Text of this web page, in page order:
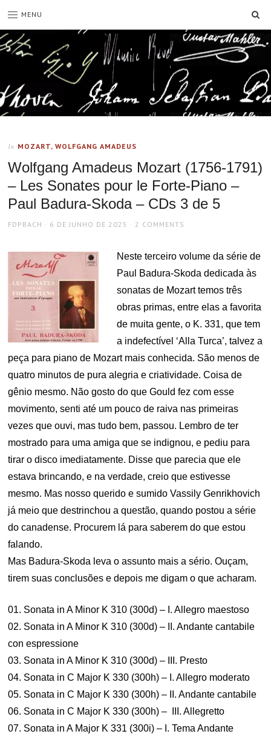
MENU
In MOZART, WOLFGANG AMADEUS
Wolfgang Amadeus Mozart (1756-1791)
– Les Sonates pour le Forte-Piano –
Paul Badura-Skoda – CDs 3 de 5
AUTHOR
FDPBACH
POSTED
6 DE JUNHO DE 2025 2 COMMENTS
Neste terceiro volume da série de
Paul Badura-Skoda dedicada às
sonatas de Mozart temos três
obras primas, entre elas a favorita
de muita gente, o K. 331, que tem
a indefectível ‘Alla Turca’, talvez a
peça para piano de Mozart mais conhecida. São menos de
quatro minutos de pura alegria e criatividade. Coisa de
gênio mesmo. Não gosto do que Gould fez com esse
movimento, senti até um pouco de raiva nas primeiras
vezes que ouvi, mas tudo bem, passou. Lembro de ter
mostrado para uma amiga que se indignou, e pediu para
tirar o disco imediatamente. Disse que parecia que ele
estava brincando, e na verdade, creio que estivesse
mesmo. Mas nosso querido e sumido Vassily Genrikhovich
já meio que destrinchou a questão, quando postou a série
do canadense. Procurem lá para saberem do que estou
falando.
Mas Badura-Skoda leva o assunto mais a sério. Ouçam,
tirem suas conclusões e depois me digam o que acharam.
01. Sonata in A Minor K 310 (300d) – I. Allegro maestoso
02. Sonata in A Minor K 310 (300d) – II. Andante cantabile
con espressione
03. Sonata in A Minor K 310 (300d) – III. Presto
04. Sonata in C Major K 330 (300h) – I. Allegro moderato
05. Sonata in C Major K 330 (300h) – II. Andante cantabile
06. Sonata in C Major K 330 (300h) – III. Allegretto
07. Sonata in A Major K 331 (300i) – I. Tema Andante